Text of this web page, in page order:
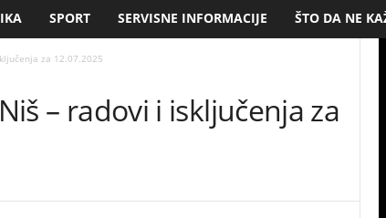
SPORT SERVISNE INFORMACIJE ŠTO DA NE
za 12.07.2025
– radovi i isključenja za